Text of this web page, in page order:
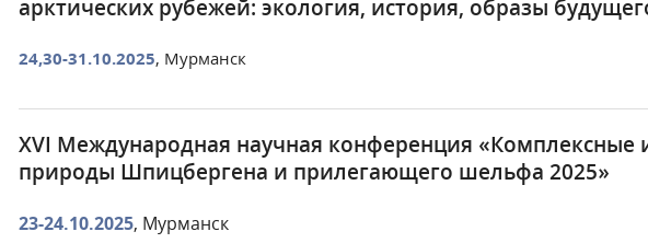
арктических рубежей: экология, история, образы
24,30-31.10.2025, Мурманск
XVI Международная научная конференция «Комплексные
природы Шпицбергена и прилегающего шельфа 2025»
23-24.10.2025, Мурманск